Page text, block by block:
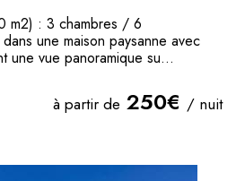
m2) : 3 chambres / 6
une maison paysanne avec
une vue panoramique su...
à partir de 250€ / nuit